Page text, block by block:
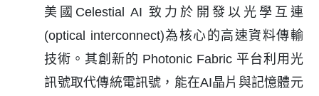
美國Celestial AI 致力於開發以光學互連
(optical interconnect)為核心的高速資料傳輸
技術。其創新的 Photonic Fabric 平台利用光
訊號取代傳統電訊號，能在AI晶片與記憶體元